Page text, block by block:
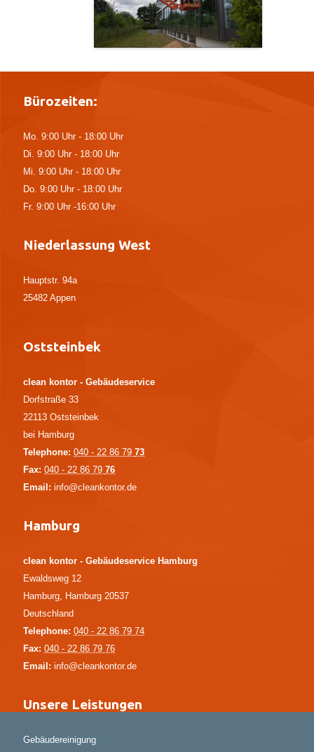
Bürozeiten:
Mo. 9:00 Uhr - 18:00 Uhr
Di. 9:00 Uhr - 18:00 Uhr
Mi. 9:00 Uhr - 18:00 Uhr
Do. 9:00 Uhr - 18:00 Uhr
Fr. 9:00 Uhr -16:00 Uhr
Niederlassung West
Hauptstr. 94a
25482 Appen
Oststeinbek
clean kontor - Gebäudeservice
Dorfstraße 33
22113 Oststeinbek
bei Hamburg
Telephone: 040 - 22 86 79 73
Fax: 040 - 22 86 79 76
Email: info@cleankontor.de
Hamburg
clean kontor - Gebäudeservice Hamburg
Ewaldsweg 12
Hamburg, Hamburg 20537
Deutschland
Telephone: 040 - 22 86 79 74
Fax: 040 - 22 86 79 76
Email: info@cleankontor.de
Unsere Leistungen
Gebäudereinigung